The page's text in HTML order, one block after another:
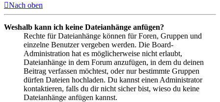
Nach oben
Weshalb kann ich keine Dateianhänge anfügen?
Rechte für Dateianhänge können für Foren, Gruppen und
einzelne Benutzer vergeben werden. Die Board-
Administration hat es möglicherweise nicht erlaubt,
Dateianhänge in dem Forum anzufügen, in dem du deinen
Beitrag verfassen möchtest, oder nur bestimmte Gruppen
dürfen Dateien hochladen. Du kannst einen Administrator
kontaktieren, falls du dir nicht sicher bist, wieso du keine
Dateianhänge anfügen kannst.